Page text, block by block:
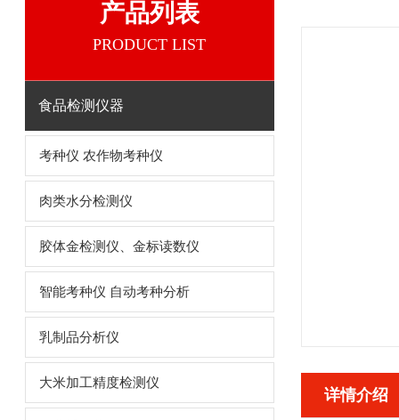
产品列表
PRODUCT LIST
食品检测仪器
考种仪 农作物考种仪
肉类水分检测仪
胶体金检测仪、金标读数仪
智能考种仪 自动考种分析
乳制品分析仪
大米加工精度检测仪
详情介绍